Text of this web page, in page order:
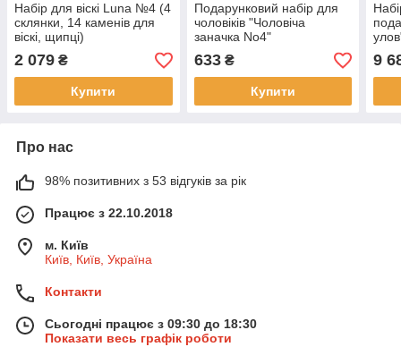
Набір для віскі Luna №4 (4
склянки, 14 каменів для
віскі, щипці)
2 079 ₴
Купити
Подарунковий набір для
чоловіків "Чоловіча
заначка No4"
633₴
Купити
9
Про нас
98% позитивних з 53 відгуків за рік
Працює з 22.10.2018
м. Київ
Київ, Київ, Україна
Контакти
Сьогодні працює з 09:30 до 18:30
Показати весь графік роботи